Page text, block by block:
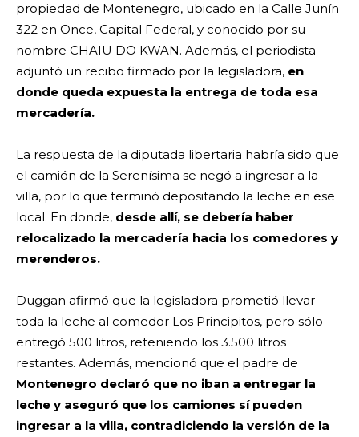
propiedad de Montenegro, ubicado en la Calle Junín
322 en Once, Capital Federal, y conocido por su
nombre CHAIU DO KWAN. Además, el periodista
adjuntó un recibo firmado por la legisladora, en
donde queda expuesta la entrega de toda esa
mercadería.
La respuesta de la diputada libertaria habría sido que
el camión de la Serenísima se negó a ingresar a la
villa, por lo que terminó depositando la leche en ese
local. En donde, desde allí, se debería haber
relocalizado la mercadería hacia los comedores y
merenderos.
Duggan afirmó que la legisladora prometió llevar
toda la leche al comedor Los Principitos, pero sólo
entregó 500 litros, reteniendo los 3.500 litros
restantes. Además, mencionó que el padre de
Montenegro declaró que no iban a entregar la
leche y aseguró que los camiones sí pueden
ingresar a la villa, contradiciendo la versión de la